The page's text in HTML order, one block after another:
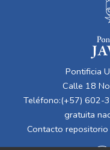
Pontificia
Calle 18
Teléfono:(+57)
gratuita
Contacto repositorio